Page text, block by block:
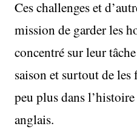
Ces challenges et
mission de garder les
concentré sur leur
saison et surtout de
peu plus dans
anglais.